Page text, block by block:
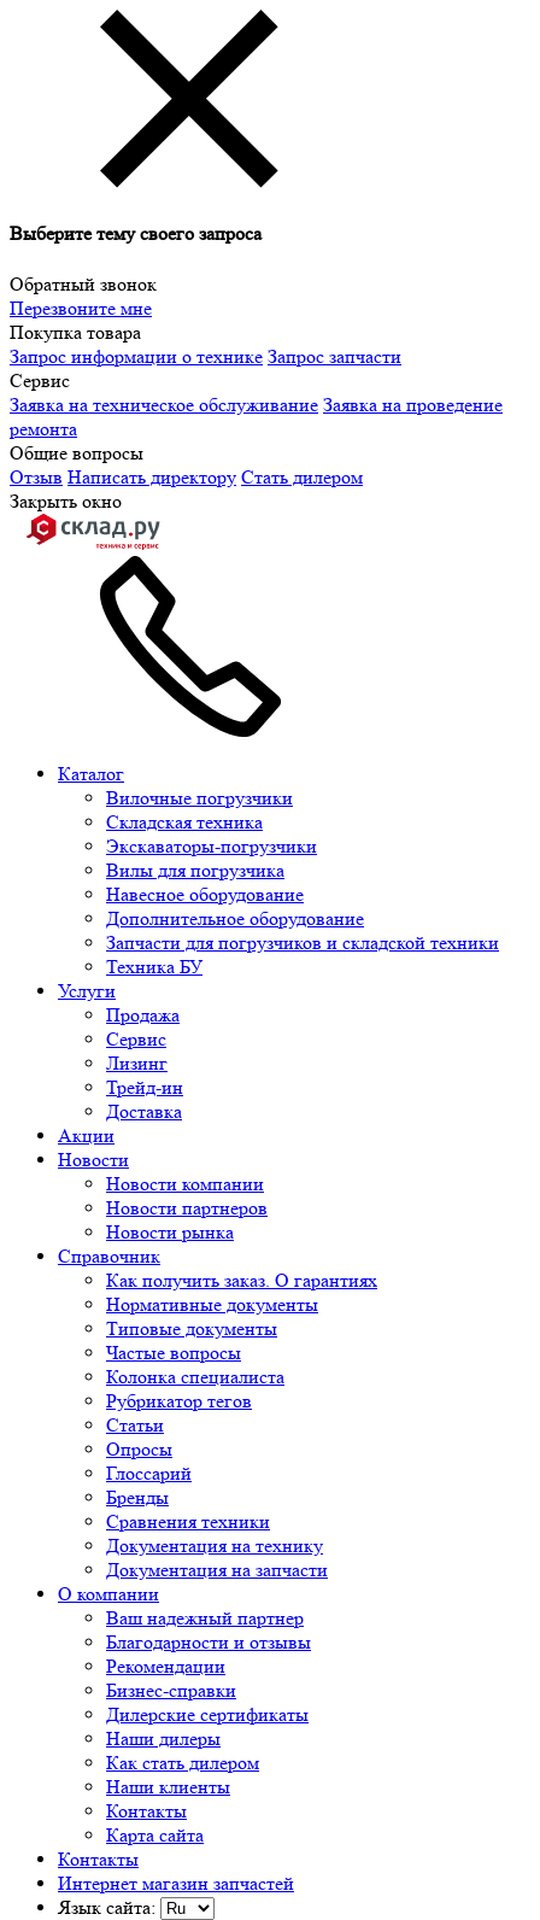
Выберите тему своего запроса
Обратный звонок
Перезвоните мне
Покупка товара
Запрос информации о технике Запрос запчасти
Сервис
Заявка на техническое обслуживание Заявка на проведение
ремонта
Общие вопросы
Отзыв Написать директору Стать дилером
Закрыть окно
Каталог
Вилочные погрузчики
Складская техника
Экскаваторы-погрузчики
Вилы для погрузчика
Навесное оборудование
Дополнительное оборудование
Запчасти для погрузчиков и складской техники
Техника БУ
Услуги
Продажа
Сервис
Лизинг
Трейд-ин
Доставка
Акции
Новости
Новости компании
Новости партнеров
Новости рынка
Справочник
Как получить заказ. О гарантиях
Нормативные документы
Типовые документы
Частые вопросы
Колонка специалиста
Рубрикатор тегов
Статьи
Опросы
Глоссарий
Бренды
Сравнения техники
Документация на технику
Документация на запчасти
О компании
Ваш надежный партнер
Благодарности и отзывы
Рекомендации
Бизнес-справки
Дилерские сертификаты
Наши дилеры
Как стать дилером
Наши клиенты
Контакты
Карта сайта
Контакты
Интернет магазин запчастей
Язык сайта: